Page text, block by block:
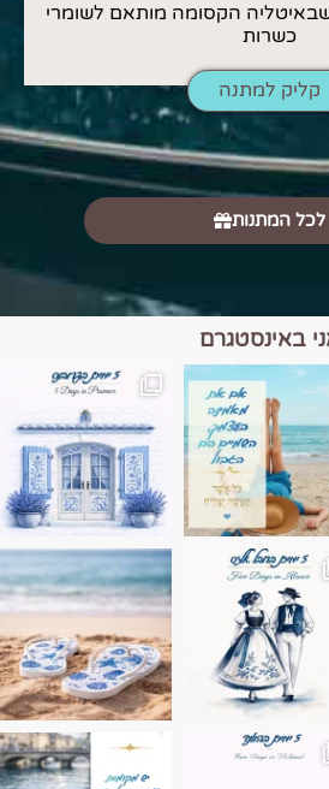
הקסומה מותאם לשומרי
כשרות
קליק למתנה
לכל המתנות
באינסטגרם
יותר. החול, הי
Instagram post